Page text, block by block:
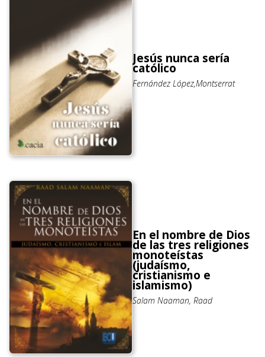
Jesús nunca sería
católico
Fernández López,Montserrat
En el nombre de Dios
de las tres religiones
monoteístas
(judaísmo,
cristianismo e
islamismo)
Salam Naaman, Raad